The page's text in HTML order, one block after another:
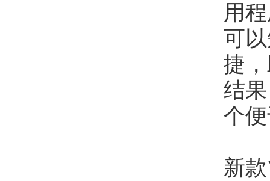
用
可
捷
结
个
新